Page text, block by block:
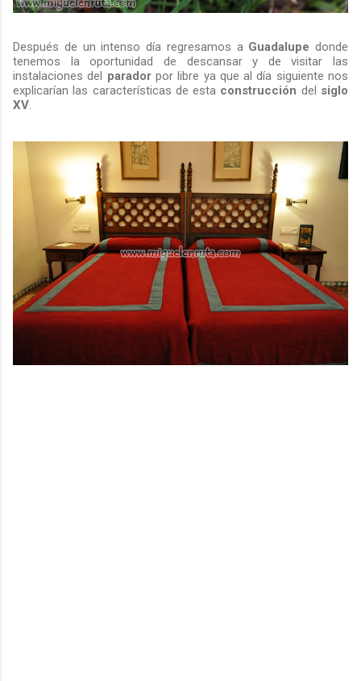
Después de un intenso día regresamos a Guadalupe donde
tenemos la oportunidad de descansar y de visitar las
instalaciones del paradorpor libre ya que al día siguiente nos
explicarían las características de esta construcción del siglo
XV.